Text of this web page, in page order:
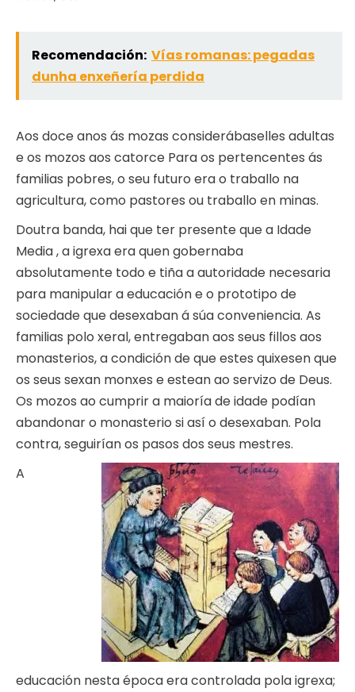
Recomendación: Vías romanas: pegadas
dunha enxeñería perdida
Aos doce anos ás mozas considerábaselles adultas
e os mozos aos catorce Para os pertencentes ás
familias pobres, o seu futuro era o traballo na
agricultura, como pastores ou traballo en minas.
Doutra banda, hai que ter presente que a Idade
Media , a igrexa era quen gobernaba
absolutamente todo e tiña a autoridade necesaria
para manipular a educación e o prototipo de
sociedade que desexaban á súa conveniencia. As
familias polo xeral, entregaban aos seus fillos aos
monasterios, a condición de que estes quixesen que
os seus sexan monxes e estean ao servizo de Deus.
Os mozos ao cumprir a maioría de idade podían
abandonar o monasterio si así o desexaban. Pola
contra, seguirían os pasos dos seus mestres.
A
educación nesta época era controlada pola igrexa;